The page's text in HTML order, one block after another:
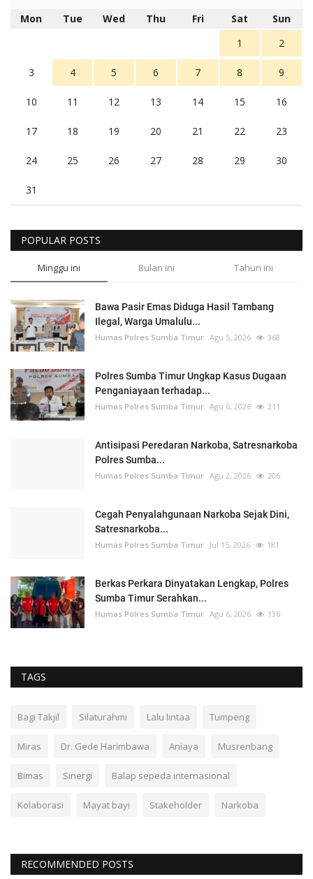
Mon Tue Wed Thu Fri Sat
Sun
1
2
3 4 5 6 7 8 9
10 11 12 13 14 15 16
17 18 19 20 21 22 23
24 25 26 27 28 29 30
31
POPULAR POSTS
Minggu ini Bulan ini Tahun ini
Bawa Pasir Emas Diduga Hasil Tambang
Ilegal, Warga Umalulu...
Humas Polres Sumba Timur Agu 5, 2026 368
Polres Sumba Timur Ungkap Kasus Dugaan
Penganiayaan terhadap...
Humas Polres Sumba Timur Agu 6, 2026 211
Antisipasi Peredaran Narkoba, Satresnarkoba
Polres Sumba...
Humas Polres Sumba Timur Agu 2, 2026 206
Cegah Penyalahgunaan Narkoba Sejak Dini,
Satresnarkoba...
Humas Polres Sumba Timur Jul 15, 2026 181
Berkas Perkara Dinyatakan Lengkap, Polres
Sumba Timur Serahkan...
Humas Polres Sumba Timur Agu 6, 2026 136
TAGS
Bagi Takjil Silaturahmi Lalu lintaa Tumpeng
Miras Dr. Gede Harimbawa Aniaya Musrenbang
Bimas Sinergi Balap sepeda internasional
Kolaborasi Mayat bayi Stakeholder Narkoba
RECOMMENDED POSTS